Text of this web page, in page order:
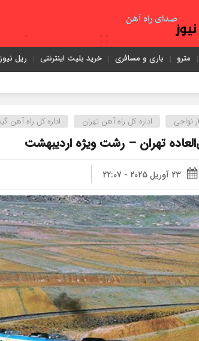
مترو باری و مسافری خرید بلیت اینترنتی ریل
نواحی اداره كل راه آهن تهران اداره کل راه آهن
تهران‌ – رشت ویژه اردیبهشت‌
23 آوریل 2025 - 22:07